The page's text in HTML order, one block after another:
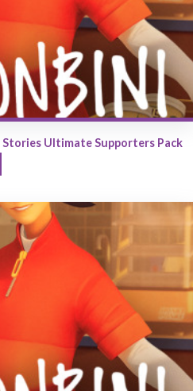
Ultimate Supporters Pack